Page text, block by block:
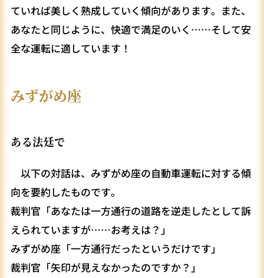
ていれば美しく熟成していく傾向があります。また、
あなたと同じように、快適で満足のいく……そして安
全な運転に適しています！
みずがめ座
ある法廷で
以下の対話は、みずがめ座の自動車運転に対する傾
向を要約したものです。
裁判官「あなたは一方通行の道路を逆走したとして訴
えられていますが……お考えは？」
みずがめ座「一方通行だったというだけです」
裁判官「矢印が見えなかったのですか？」